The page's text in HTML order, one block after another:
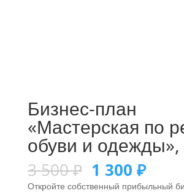
Бизнес-план
«Мастерская по
обуви и
3 500₽ 1 300 ₽
Откройте собственный прибыльный